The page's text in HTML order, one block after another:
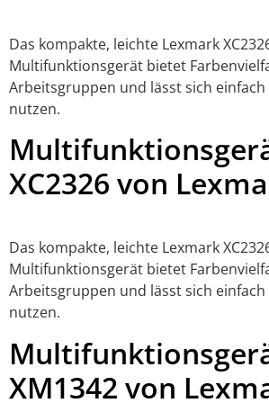
Das kompakte, leichte Lexmark
Multifunktionsgerät bietet
Arbeitsgruppen und lässt sich
nutzen.
XC2326 von
Das kompakte, leichte Lexmark
Multifunktionsgerät bietet
Arbeitsgruppen und lässt sich
nutzen.
XM1342 von